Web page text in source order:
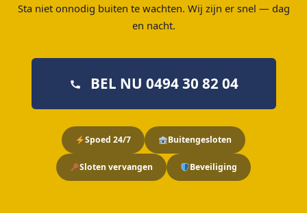
Sta niet onnodig buiten te wachten. Wij zijn er snel — dag
en nacht.
BEL NU 0494 30 82 04
Spoed 24/7 Buitengesloten
Sloten vervangen Beveiliging